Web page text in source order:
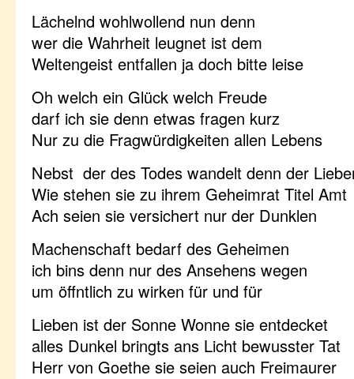
Lächelnd wohlwollend nun denn
wer die Wahrheit leugnet ist dem
Weltengeist entfallen ja doch bitte leise
Oh welch ein Glück welch Freude
darf ich sie denn etwas fragen kurz
Nur zu die Fragwürdigkeiten allen Lebens
Nebst der des Todes wandelt denn der
Wie stehen sie zu ihrem Geheimrat Titel Amt
Ach seien sie versichert nur der Dunklen
Machenschaft bedarf des Geheimen
ich bins denn nur des Ansehens wegen
um öffntlich zu wirken für und für
Lieben ist der Sonne Wonne sie entdecket
alles Dunkel bringts ans Licht bewusster Tat
Herr von Goethe sie seien auch Freimaurer